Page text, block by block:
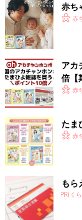
赤ち
赤
アカ
倍【
赤
たま
赤
もら
PR(く